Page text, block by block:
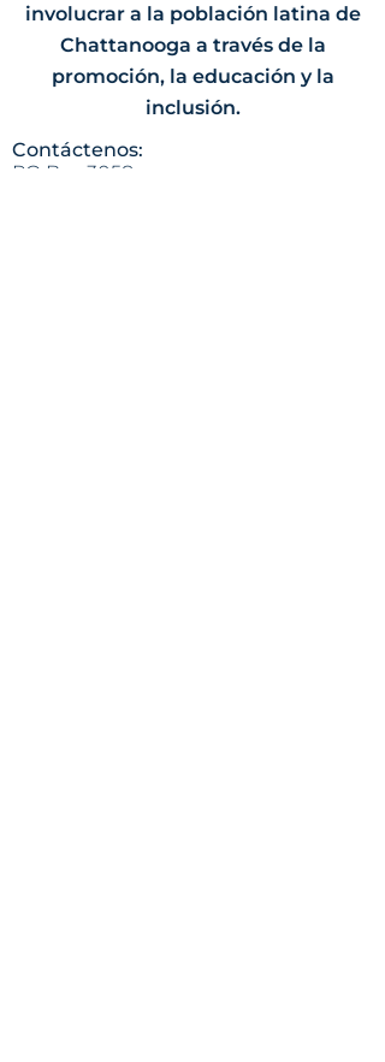
involucrar a la población latina de
Chattanooga a través de la
promoción, la educación y la
inclusión.
Contáctenos:
PO Box 3058